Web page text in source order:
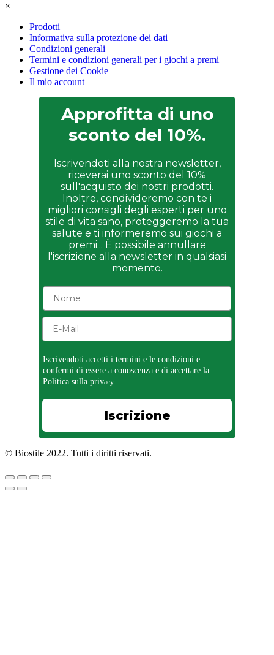
×
Prodotti
Informativa sulla protezione dei dati
Condizioni generali
Termini e condizioni generali per i giochi a premi
Gestione dei Cookie
Il mio account
Approfitta di uno
sconto del 10%.
Iscrivendoti alla nostra newsletter,
riceverai uno sconto del 10%
sull'acquisto dei nostri prodotti.
Inoltre, condivideremo con te i
migliori consigli degli esperti per uno
stile di vita sano, proteggeremo la tua
salute e ti informeremo sui giochi a
premi... È possibile annullare
l'iscrizione alla newsletter in qualsiasi
momento.
Iscrivendoti accetti i termini e le condizioni e
confermi di essere a conoscenza e di accettare la
Politica sulla privacy.
Iscrizione
© Biostile 2022. Tutti i diritti riservati.